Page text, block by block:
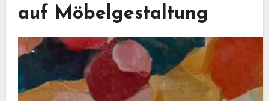
auf Möbelgestaltung